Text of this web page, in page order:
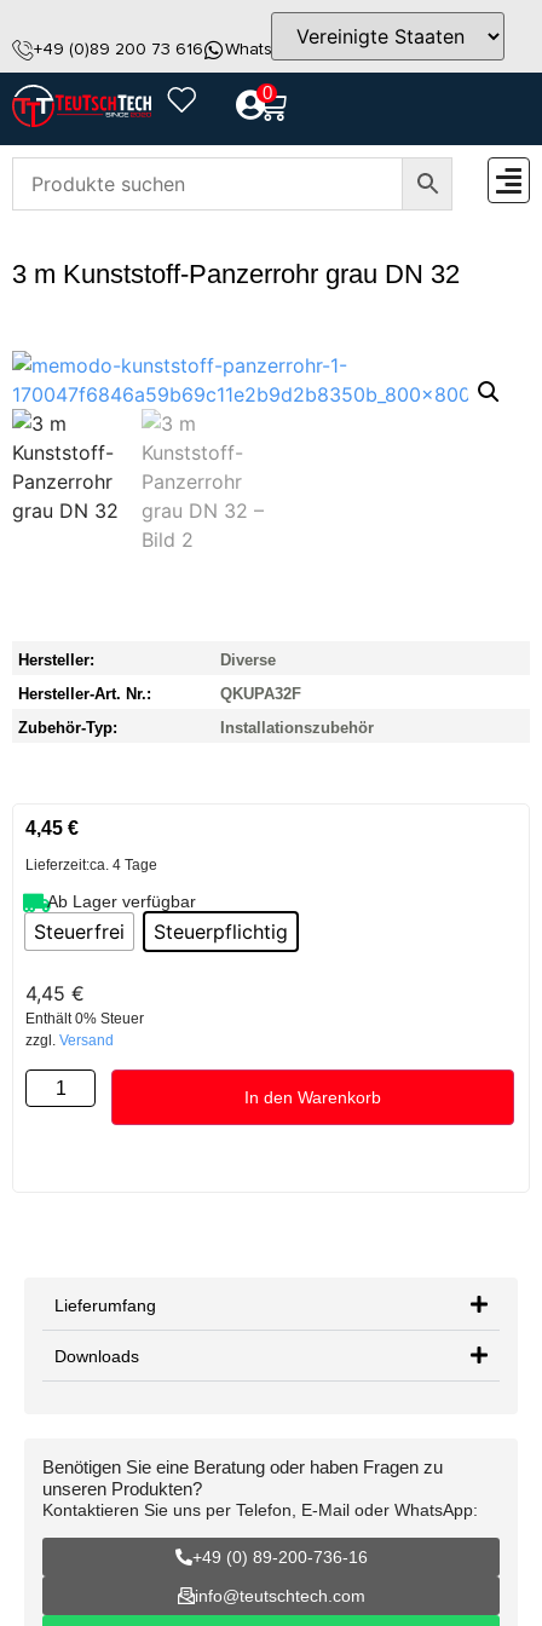
+49 (0)89 200 73 616 WhatsApp info@teutschtech.com
0
3 m Kunststoff-Panzerrohr grau DN 32
Hersteller:
Diverse
Hersteller-Art. Nr.:
QKUPA32F
Zubehör-Typ:
Installationszubehör
4,45 €
Lieferzeit:ca. 4 Tage
Ab Lager verfügbar
Steuerfrei Steuerpflichtig
4,45 €
Enthält 0% Steuer
zzgl. Versand
In den Warenkorb
Lieferumfang
Downloads
Benötigen Sie eine Beratung oder haben Fragen zu
unseren Produkten?
Kontaktieren Sie uns per Telefon, E-Mail oder WhatsApp:
+49 (0) 89-200-736-16
info@teutschtech.com